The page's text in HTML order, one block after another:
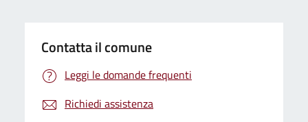
Contatta il comune
Leggi le domande frequenti
Richiedi assistenza